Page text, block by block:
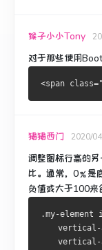
猴子小小Tony
对于那些使用
猪猪西门 2020/
调整图标行高的
比。 通常，0％是
负值或大于100来
.my-